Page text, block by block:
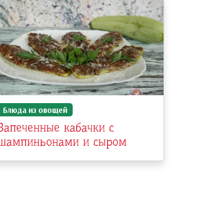
Блюда из овощей
кабачки с
и сыром